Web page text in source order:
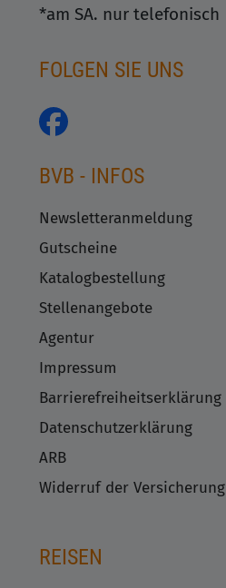
*am SA. nur telefonisch
FOLGEN SIE UNS
BVB - INFOS
Newsletteranmeldung
Gutscheine
Katalogbestellung
Stellenangebote
Agentur
Impressum
Barrierefreiheitserklärung
Datenschutzerklärung
ARB
Widerruf der Versicherung
REISEN